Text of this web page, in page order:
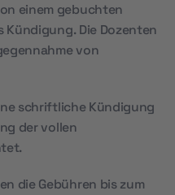
einem gebuchten
Kündigung. Die Dozenten
von
schriftliche Kündigung
der vollen
die Gebühren bis zum